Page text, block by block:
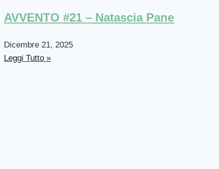
AVVENTO #21 – Natascia Pane
Dicembre 21, 2025
Leggi Tutto »